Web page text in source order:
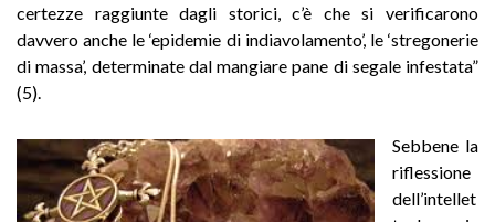
certezze raggiunte dagli storici, c’è che si verificarono
davvero anche le ‘epidemie di indiavolamento’, le ‘stregonerie
di massa’, determinate dal mangiare pane di segale infestata”
(5).
Sebbene la
riflessione
dell’intellet